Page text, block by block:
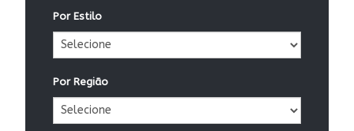
Por Estilo
Por Região